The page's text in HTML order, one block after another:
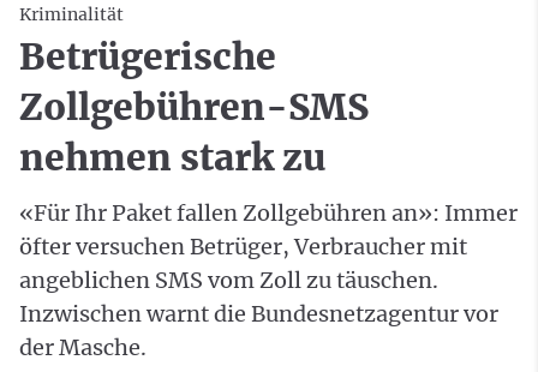
Kriminalität
Betrügerische
Zollgebühren-SMS
nehmen stark zu
«Für Ihr Paket fallen Zollgebühren an»: Immer
öfter versuchen Betrüger, Verbraucher mit
angeblichen SMS vom Zoll zu täuschen.
Inzwischen warnt die Bundesnetzagentur vor
der Masche.